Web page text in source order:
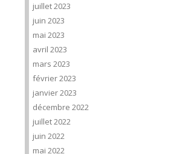
juillet 2023
juin 2023
mai 2023
avril 2023
mars 2023
février 2023
janvier 2023
décembre 2022
juillet 2022
juin 2022
mai 2022